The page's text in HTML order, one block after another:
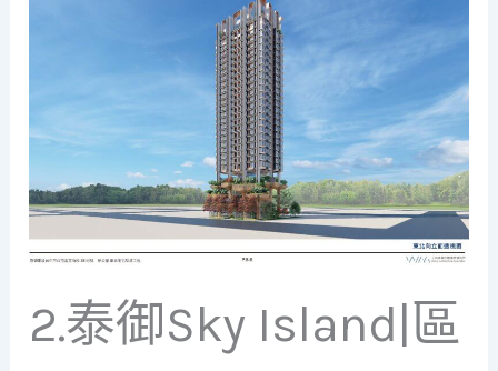
2.泰御Sky Island|區